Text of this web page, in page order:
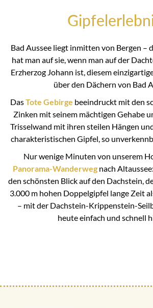
Bad Aussee liegt inmitten von Bergen –
hat man auf sie, wenn man auf der
Erzherzog Johann ist, diesem
über den Dächern von Bad
DasTote Gebirge beeindruckt mit den
Zinken mit seinem mächtigen Gehabe
Trisselwand mit ihren steilen Hängen
charakteristischen Gipfel, so
Nur wenige Minuten von unserem
Panorama-Wanderweg nach
den schönsten Blick auf den Dachstein,
3.000 m hohen Doppelgipfel lange Zeit
– mit der Dachstein-Krippenstein-
heute einfach und schnell